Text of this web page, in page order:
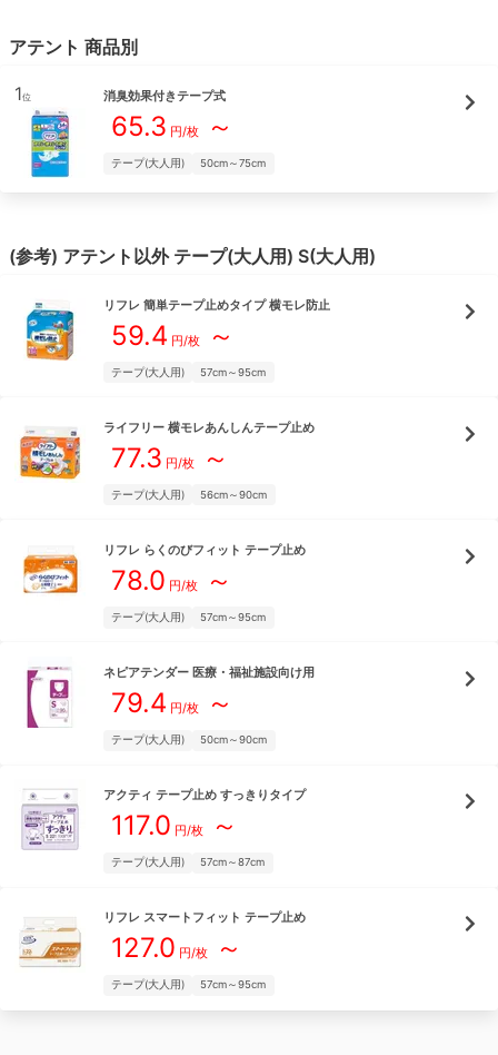
アテント 商品別
1位 消臭効果付きテープ式
65.3 円/枚～
テープ(大人用) 50cm～75cm
(参考) アテント 以外 テープ(大人用) S(大人用)
リフレ 簡単テープ止めタイプ 横モレ防止
59.4 円/枚～
テープ(大人用) 57cm～95cm
ライフリー 横モレあんしんテープ止め
77.3 円/枚～
テープ(大人用) 56cm～90cm
リフレ らくのびフィット テープ止め
78.0 円/枚～
テープ(大人用) 57cm～95cm
ネピアテンダー 医療・福祉施設向け用
79.4 円/枚～
テープ(大人用) 50cm～90cm
アクティ テープ止め すっきりタイプ
117.0 円/枚～
テープ(大人用) 57cm～87cm
リフレ スマートフィット テープ止め
127.0 円/枚～
テープ(大人用) 57cm～95cm